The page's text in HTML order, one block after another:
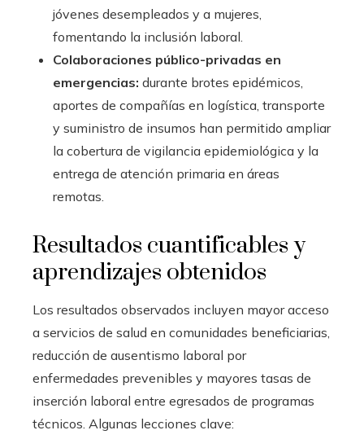
jóvenes desempleados y a mujeres,
fomentando la inclusión laboral.
Colaboraciones público-privadas en
emergencias: durante brotes epidémicos,
aportes de compañías en logística, transporte
y suministro de insumos han permitido ampliar
la cobertura de vigilancia epidemiológica y la
entrega de atención primaria en áreas
remotas.
Resultados cuantificables y
aprendizajes obtenidos
Los resultados observados incluyen mayor acceso
a servicios de salud en comunidades beneficiarias,
reducción de ausentismo laboral por
enfermedades prevenibles y mayores tasas de
inserción laboral entre egresados de programas
técnicos. Algunas lecciones clave: